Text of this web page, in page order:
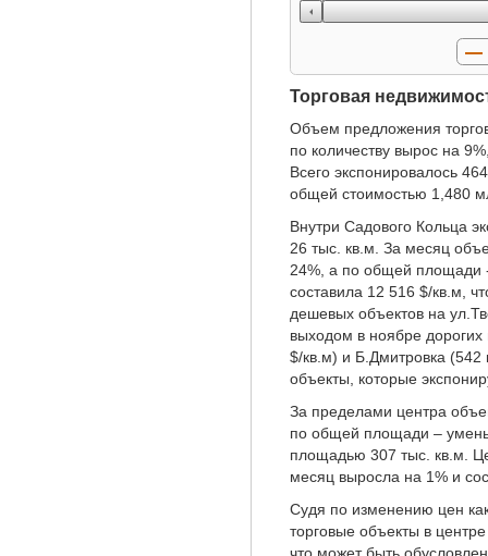
Торговая
Объем предложения
по количеству вырос на
Всего экспонировалось
общей стоимостью 1,480
Внутри Садового Кольца
26 тыс. кв.м. За месяц
24%, а по общей площади
составила 12 516 $/кв.м,
дешевых объектов на
выходом в ноябре
$/кв.м) и Б.Дмитровка
объекты, которые
За пределами центра
по общей площади –
площадью 307 тыс. кв.м.
месяц выросла на 1% и
Судя по изменению цен
торговые объекты в